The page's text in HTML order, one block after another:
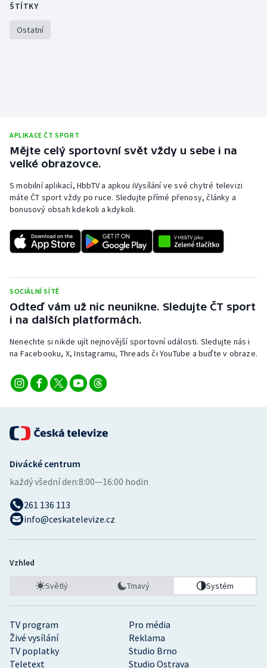
ŠTÍTKY
Ostatní
APLIKACE ČT SPORT
Mějte celý sportovní svět vždy u sebe i na
velké obrazovce.
S mobilní aplikací, HbbTV a apkou iVysílání ve své chytré televizi
máte ČT sport vždy po ruce. Sledujte přímé přenosy, články a
bonusový obsah kdekoli a kdykoli.
SOCIÁLNÍ SÍTĚ
Odteď vám už nic neunikne. Sledujte ČT sport
i na dalších platformách.
Nenechte si nikde ujít nejnovější sportovní události. Sledujte nás i
na Facebooku, X, Instagramu, Threads či YouTube a buďte v obraze.
TV program
Pro média
Živé vysílání
Reklama
TV poplatky
Studio Brno
Teletext
Studio Ostrava
Divácké centrum
každý všední den:8:00—16:00 hodin
261 136 113
info@ceskatelevize.cz
Vzhled
Světlý Tmavý Systém